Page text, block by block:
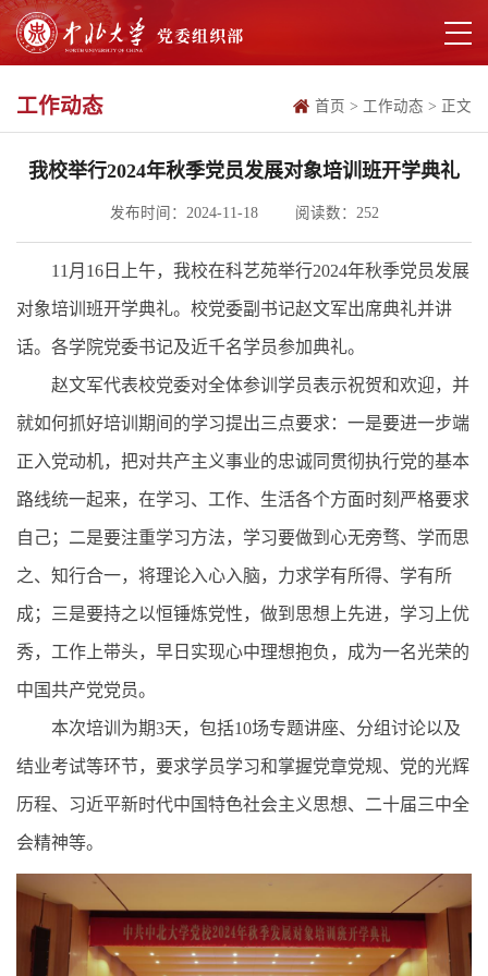
工作动态 首页 > 工作动态 > 正文
我校举行2024年秋季党员发展对象培训班开学典礼
发布时间：2024-11-18 阅读数： 252
11月16日上午，我校在科艺苑举行2024年秋季党员发展
对象培训班开学典礼。校党委副书记赵文军出席典礼并讲
话。各学院党委书记及近千名学员参加典礼。
赵文军代表校党委对全体参训学员表示祝贺和欢迎，并
就如何抓好培训期间的学习提出三点要求：一是要进一步端
正入党动机，把对共产主义事业的忠诚同贯彻执行党的基本
路线统一起来，在学习、工作、生活各个方面时刻严格要求
自己；二是要注重学习方法，学习要做到心无旁骛、学而思
之、知行合一，将理论入心入脑，力求学有所得、学有所
成；三是要持之以恒锤炼党性，做到思想上先进，学习上优
秀，工作上带头，早日实现心中理想抱负，成为一名光荣的
中国共产党党员。
本次培训为期3天，包括10场专题讲座、分组讨论以及
结业考试等环节，要求学员学习和掌握党章党规、党的光辉
历程、习近平新时代中国特色社会主义思想、二十届三中全
会精神等。